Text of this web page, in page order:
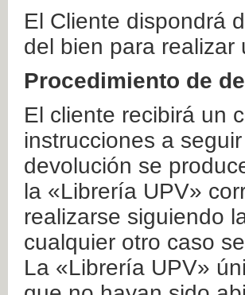
El Cliente dispondrá
del bien para realizar
Procedimiento de
El cliente recibirá un
instrucciones a
devolución se
la «Librería UPV»
realizarse siguiendo
cualquier otro caso
La «Librería UPV»